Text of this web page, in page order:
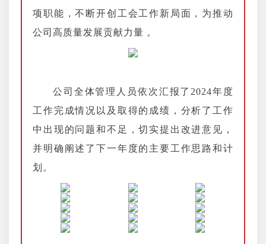
项职能，不断开创工会工作新局面，为推动
公司高质量发展贡献力量 。
公司全体管理人员依次汇报了2024年度
工作完成情况以及取得的成绩，分析了工作
中出现的问题和不足，切实提出改进意见，
并明确阐述了下一年度的主要工作思路和计
划。